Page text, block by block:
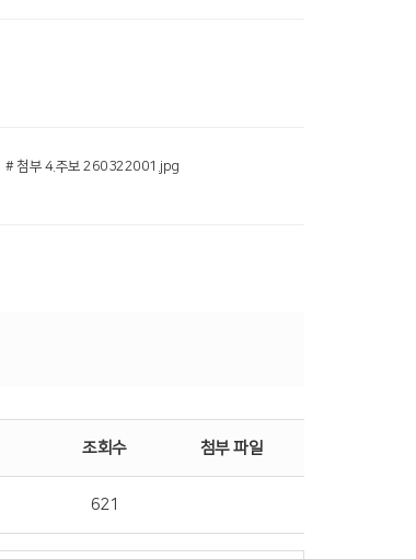
# 첨부 4.주보 260322001.jpg
조회수 첨부 파일
621